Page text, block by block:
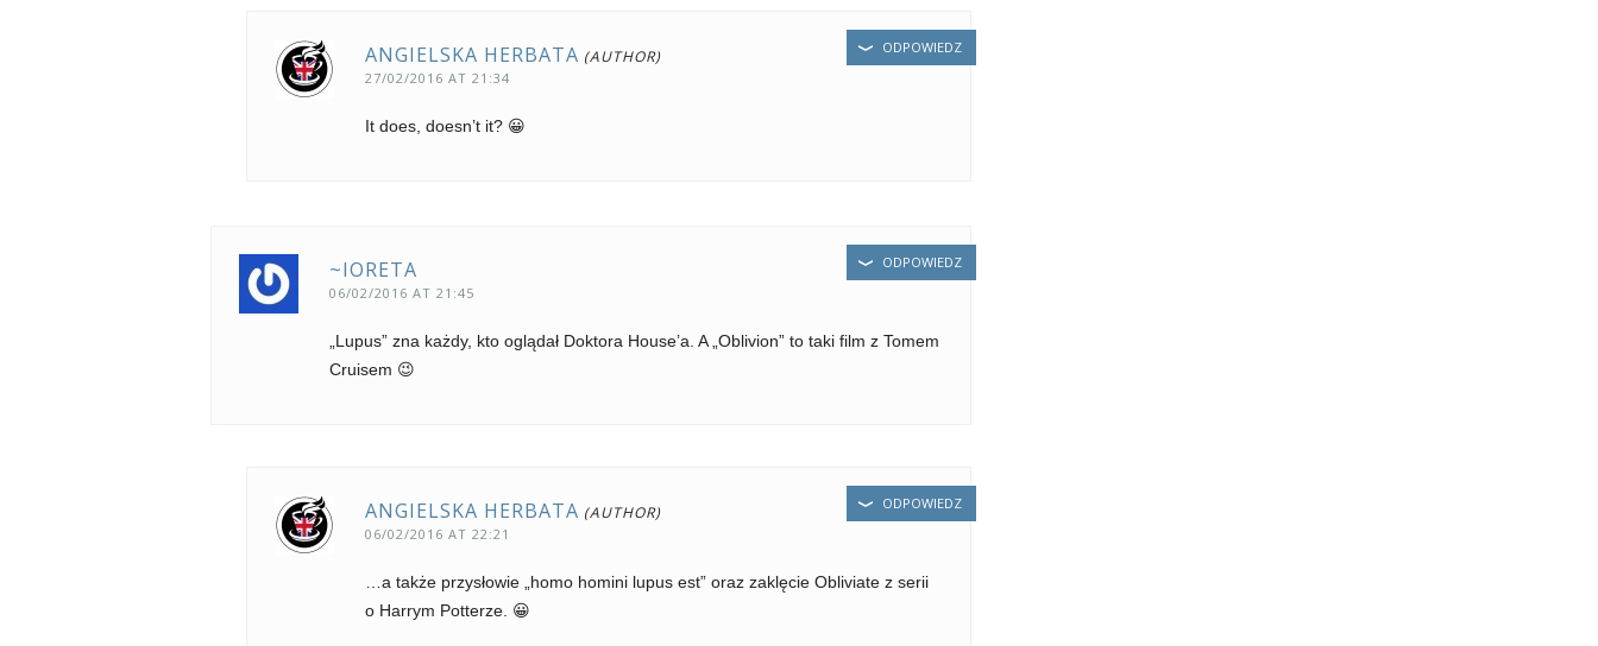
ANGIELSKA HERBATA
27/02/2016 AT 21:34
It does, doesn’t it? 😀
ODPOWIEDZ
~IORETA
06/02/2016 AT 21:45
„Lupus” zna każdy, kto oglądał Doktora House’a. A „Oblivion” to taki film z Tomem
Cruisem 😉
ODPOWIEDZ
ANGIELSKA HERBATA
06/02/2016 AT 22:21
…a także przysłowie „homo homini lupus est” oraz zaklęcie Obliviate z serii
o Harrym Potterze. 😀
ODPOWIEDZ